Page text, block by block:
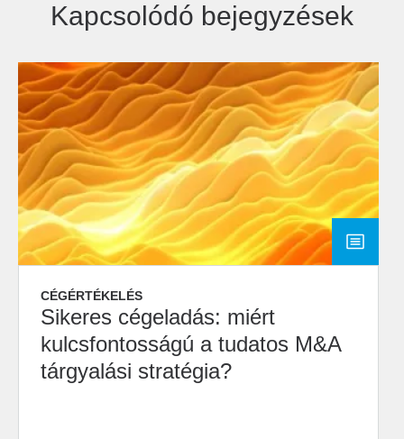
Kapcsolódó bejegyzések
CÉGÉRTÉKELÉS
Sikeres cégeladás: miért
kulcsfontosságú a tudatos M&A
tárgyalási stratégia?